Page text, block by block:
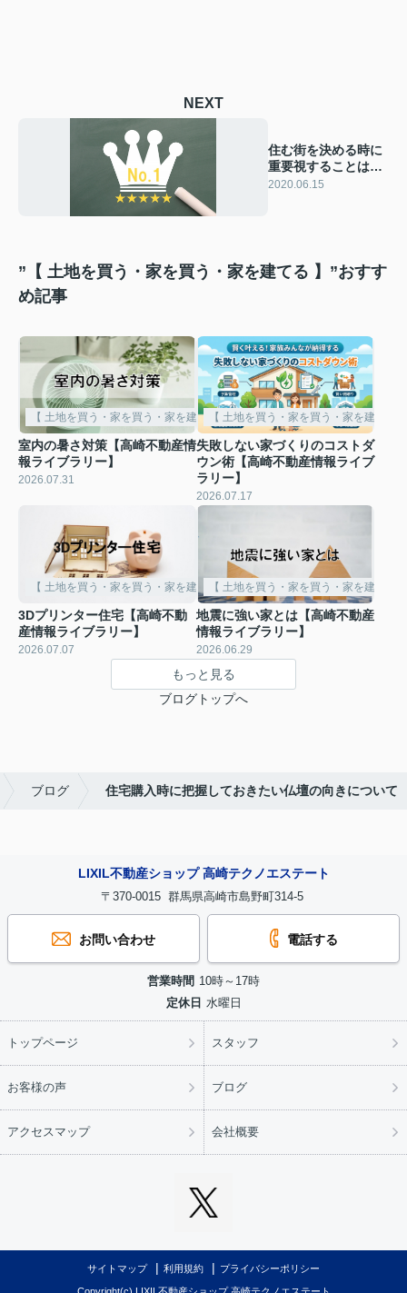
NEXT
住む街を決める時に
重要視することは何
ですか？
2020.06.15
”【 土地を買う・家を買う・家を建てる 】”おすす
め記事
【 土地を買う・家を買う・家を建てる 】
室内の暑さ対策【高崎不動産情
報ライブラリー】
2026.07.31
【 土地を買う・家を買う・家を建てる
失敗しない家づくりのコストダ
ウン術【高崎不動産情報ライブ
ラリー】
2026.07.17
【 土地を買う・家を買う・家を建てる 】
3Dプリンター住宅【高崎不動
産情報ライブラリー】
2026.07.07
【 土地を買う・家を買う・家を建てる
地震に強い家とは【高崎不動産
情報ライブラリー】
2026.06.29
もっと見る
ブログトップへ
ブログ 住宅購入時に把握しておきたい仏壇の向きについて
LIXIL不動産ショップ 高崎テクノエステート
〒370-0015 群馬県高崎市島野町314-5
お問い合わせ 電話する
営業時間 10時～17時
定休日 水曜日
トップページ スタッフ
お客様の声 ブログ
アクセスマップ 会社概要
サイトマップ 利用規約 プライバシーポリシー